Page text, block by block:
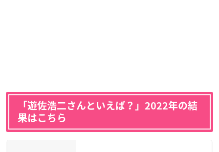
「遊佐浩二さんといえば？」2022年の結
果はこちら